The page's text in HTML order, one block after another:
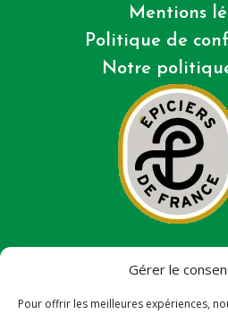
Gérer le
Pour offrir les meilleures expériences,
Mentions
Politique de
Notre
dans le cadre de la réponse de